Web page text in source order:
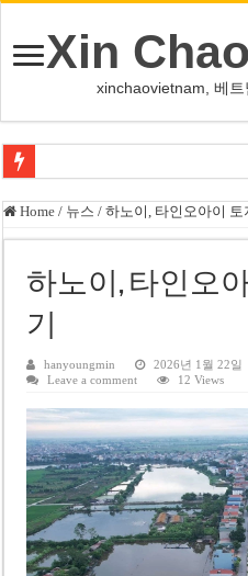
Xin
xinchaovietnam, 베
오덕 목사, 32년 베트남 삶 담은 첫 디
베트남 화학·플라스틱 기업 납세 상
MWG 대표 “올해 이익 목표 9조2천
FIFA 인판티노 회장, 유럽 축구계·북
호찌민시, 올해 국경절 연휴 5일 연속
우크라이나 전황 1,623일: 키이우,
호찌민 Đá Đỏ 수로 정비 사업, 2026
미 국방부, 육군 참모총장 임명 난항
조세심판원, 배우 유연석 30억 세금
Home / 뉴스 / 하노이, 타인오아이 토
하노이, 타인오
기
hanyoungmin 2026년 1월 22일
Leave a comment
12 Views